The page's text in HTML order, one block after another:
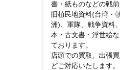
書・紙ものなどの戦
旧植民地資料(台湾・
洲)、軍隊、戦争資料
本・古文書・浮世絵
ております。
店頭での買取、出張
どご対応いたします。